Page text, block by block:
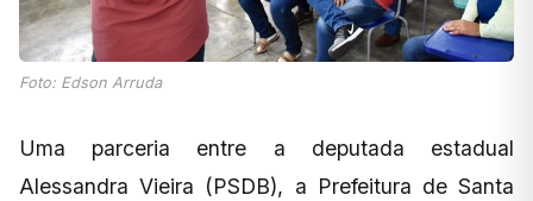
Foto: Edson Arruda
Uma parceria entre a deputada estadual
Alessandra Vieira (PSDB), a Prefeitura de Santa